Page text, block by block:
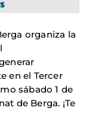
organiza la
en el Tercer
sábado 1 de
de Berga. ¡Te